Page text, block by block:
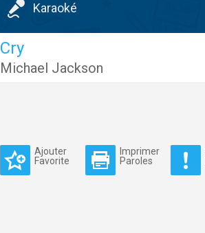
Karaoké
Cry
Michael Jackson
Ajouter
Favorite
Imprimer
Paroles